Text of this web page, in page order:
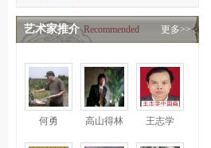
艺术家推介 Recommended 更多>>
何勇 高山得林 王志学